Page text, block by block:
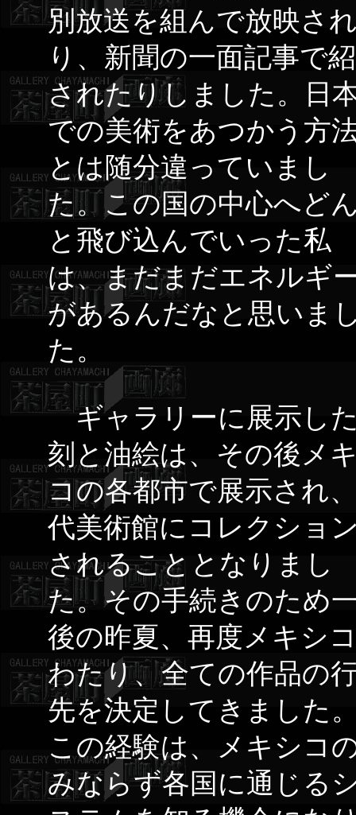
別放送を組んで放映さ
り、新聞の一面記事で
されたりしました。日
での美術をあつかう方
とは随分違っていまし
た。この国の中心へど
と飛び込んでいった私
は、まだまだエネルギ
があるんだなと思いま
た。
ギャラリーに展示し
刻と油絵は、その後メ
コの各都市で展示され
代美術館にコレクショ
されることとなりまし
た。その手続きのため
後の昨夏、再度メキシ
わたり、全ての作品の
先を決定してきました
この経験は、メキシコ
みならず各国に通じる